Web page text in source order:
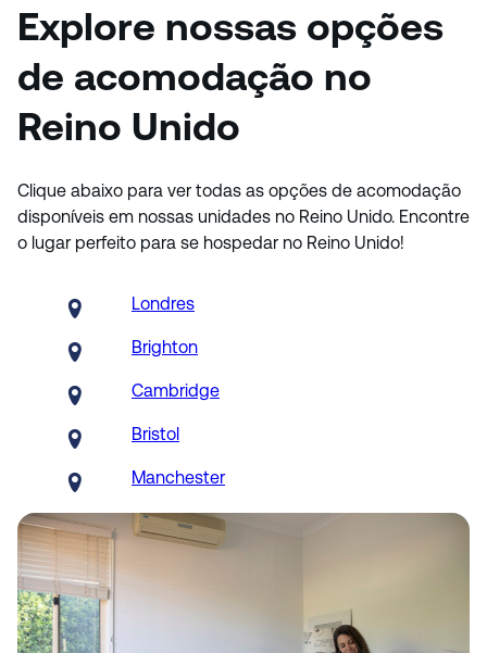
Explore nossas opções
de acomodação no
Reino Unido
Clique abaixo para ver todas as opções de acomodação
disponíveis em nossas unidades no Reino Unido. Encontre
o lugar perfeito para se hospedar no Reino Unido!
Londres
Brighton
Cambridge
Bristol
Manchester